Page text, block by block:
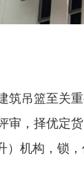
吊篮至
，择优
机构，锁